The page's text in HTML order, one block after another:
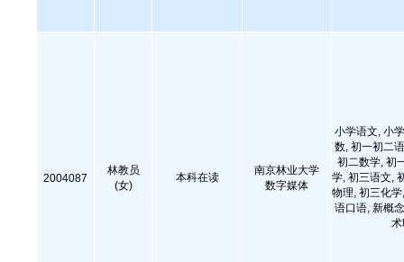
2004087
林教员
(女)
本科在读
南京林业大学
数字媒体
小学语文, 小
数, 初一初二
初二数学, 初
学, 初三语文,
物理, 初三化
语口语, 新概